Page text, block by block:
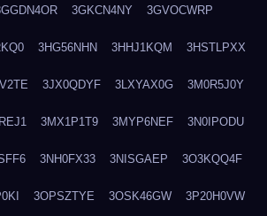
3GKCN4NY 3GVOCWRP
3HG56NHN 3HHJ1KQM 3HSTLPXX
3JX0QDYF 3LXYAX0G 3M0R5J0Y
3MX1P1T9 3MYP6NEF 3N0IPODU
3NH0FX33 3NISGAEP 3O3KQQ4F
3OPSZTYE 3OSK46GW 3P20H0VW